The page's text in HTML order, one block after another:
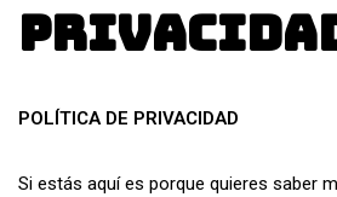
POLÍTICA DE PRIVACIDAD
Si estás aquí es porque quieres saber